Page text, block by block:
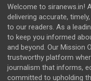
Welcome to siranews.in!
delivering accurate,
to our readers. As a
to keep you informed
and beyond. Our Mission
trustworthy platform
journalism that informs,
committed to upholding